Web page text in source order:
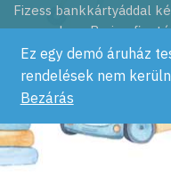
Fizess bankkártyáddal
azonnal – a Barion
Ez egy demó áruház
rendelések nem
Bezárás